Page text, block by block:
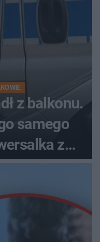
z balkonu.
samego
z